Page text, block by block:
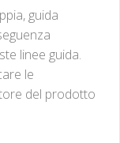
guida
linee guida.
le
del prodotto